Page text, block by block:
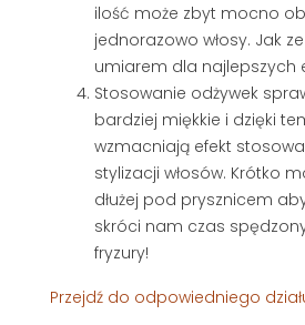
ilość może zbyt mocno
jednorazowo włosy. Jak
umiarem dla najlepszych
Stosowanie odżywek
bardziej miękkie i dzięki
wzmacniają efekt
stylizacji włosów. Krótko
dłużej pod prysznicem
skróci nam czas
fryzury!
Przejdź do odpowiedniego